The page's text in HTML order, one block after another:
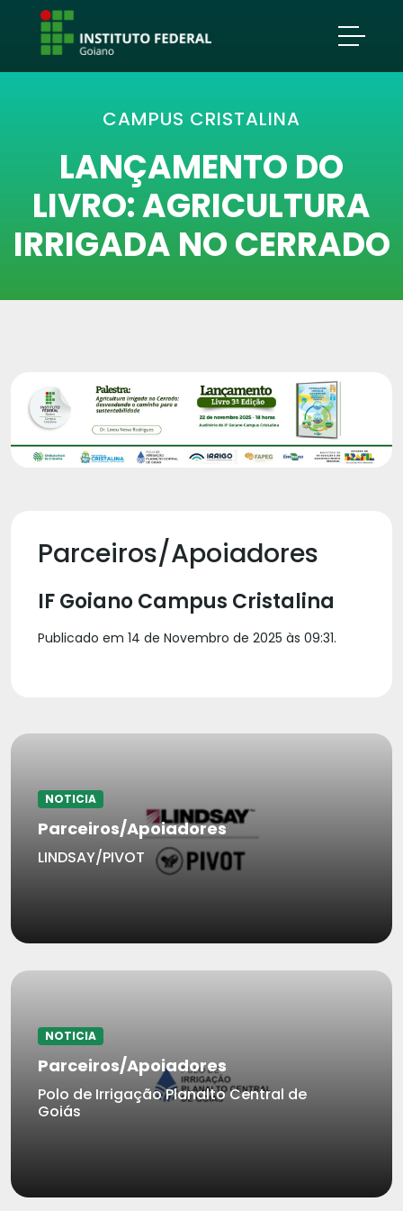
CAMPUS CRISTALINA
LANÇAMENTO DO
LIVRO: AGRICULTURA
IRRIGADA NO CERRADO
Parceiros/Apoiadores
IF Goiano Campus Cristalina
Publicado em 14 de Novembro de 2025 às 09:31.
NOTICIA
Parceiros/Apoiadores
LINDSAY/PIVOT
NOTICIA
Parceiros/Apoiadores
Polo de Irrigação Planalto Central de
Goiás